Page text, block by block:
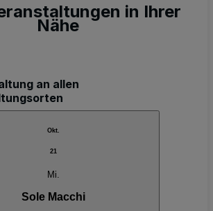
in Ihrer
Nähe
an allen
Okt.
21
Mi.
Sole Macchi